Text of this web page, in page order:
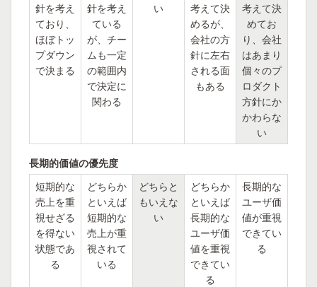
針を考え
ており、
ほぼトッ
プダウン
で決まる
針を考え
ている
が、チー
ムも一定
の範囲内
で決定に
関わる
い
考えて決
めるが、
会社の方
針に左右
される面
もある
考えて決
めてお
り、会社
はあまり
個々のプ
ロダクト
方針にか
かわらな
い
長期的価値の優先度
短期的な
売上を重
視せざる
を得ない
状態であ
る
どちらか
といえば
短期的な
売上が重
視されて
いる
どちらと
もいえな
い
どちらか
といえば
長期的な
ユーザ価
値を重視
できてい
る
長期的な
ユーザ価
値が重視
できてい
る